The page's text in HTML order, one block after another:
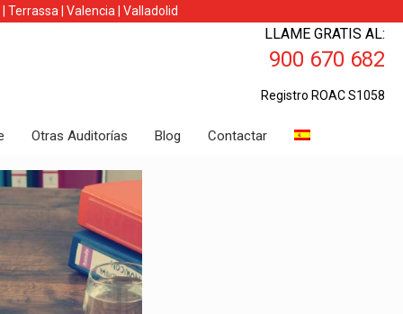
Terrassa Valencia Valladolid
Otras Auditorías Blog Contactar
LLAME GRATIS AL:
900 670 682
Registro ROAC S1058